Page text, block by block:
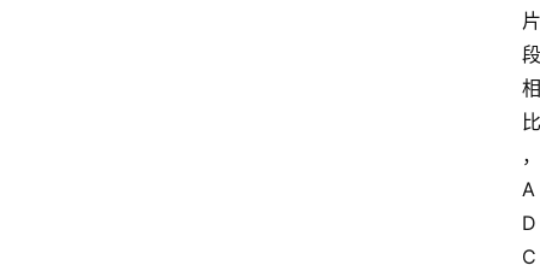
片
段
相
比
，
A
D
C